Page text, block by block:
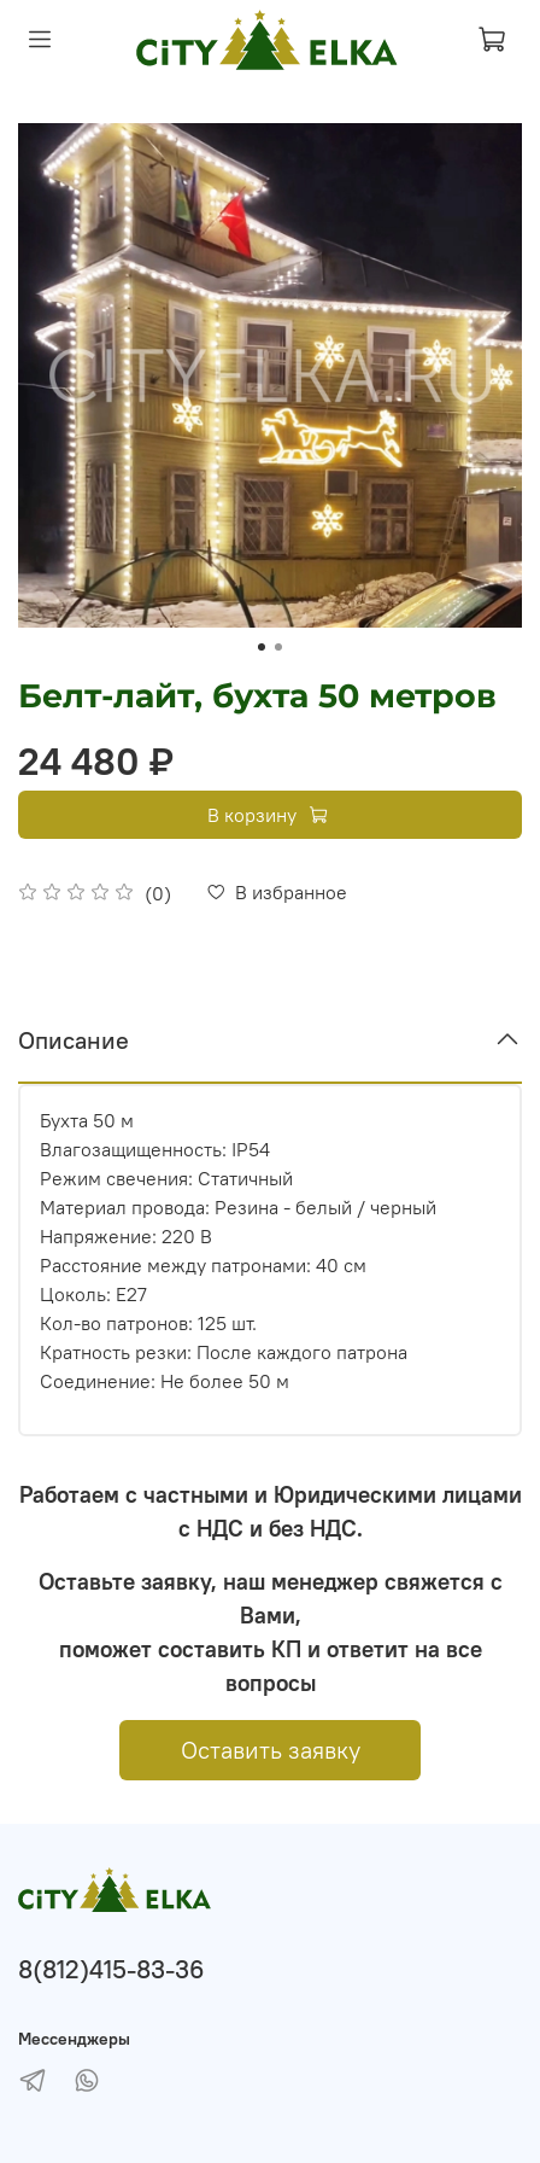
Белт-лайт, бухта 50 метров
(0) В избранное
24 480 ₽
В корзину
Описание
Бухта 50 м
Влагозащищенность: IP54
Режим свечения: Статичный
Материал провода: Резина - белый / черный
Напряжение: 220 В
Расстояние между патронами: 40 см
Цоколь: Е27
Кол-во патронов: 125 шт.
Кратность резки: После каждого патрона
Соединение: Не более 50 м
Работаем с частными и Юридическими лицами
с НДС и без НДС.
Оставьте заявку, наш менеджер свяжется с
Вами,
поможет составить КП и ответит на все
вопросы
Оставить заявку
8(812)415-83-36
Мессенджеры